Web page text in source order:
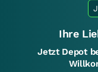
Ihre
Jetzt Depot